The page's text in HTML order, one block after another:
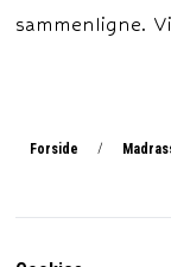
sammenligne.
Forside /